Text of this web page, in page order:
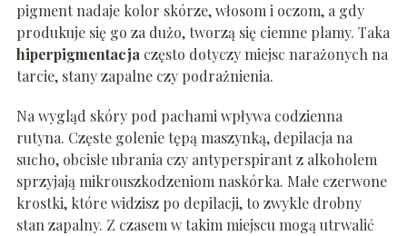
pigment nadaje kolor skórze, włosom i oczom, a gdy
produkuje się go za dużo, tworzą się ciemne plamy. Taka
hiperpigmentacjaczęsto dotyczy miejsc narażonych na
tarcie, stany zapalne czy podrażnienia.
Na wygląd skóry pod pachami wpływa codzienna
rutyna. Częste golenie tępą maszynką, depilacja na
sucho, obcisłe ubrania czy antyperspirant z alkoholem
sprzyjają mikrouszkodzeniom naskórka. Małe czerwone
krostki, które widzisz po depilacji, to zwykle drobny
stan zapalny. Z czasem w takim miejscu mogą utrwalić